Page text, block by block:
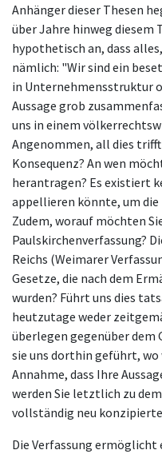
Anhänger dieser Thesen
über Jahre hinweg diesem
hypothetisch an, dass
nämlich: "Wir sind ein
in Unternehmensstruktur
Aussage grob
uns in einem
Angenommen, all dies trifft
Konsequenz? An wen
herantragen? Es existiert
appellieren könnte, um
Zudem, worauf möchten
Paulskirchenverfassung?
Reichs (Weimarer
Gesetze, die nach dem
wurden? Führt uns dies
heutzutage weder
überlegen gegenüber dem
sie uns dorthin geführt,
Annahme, dass Ihre
werden Sie letztlich zu
vollständig neu
Die Verfassung